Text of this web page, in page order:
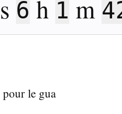
6 h 1 m
le gua